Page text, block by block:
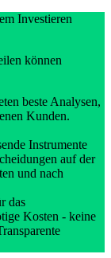
Investieren
können
beste Analysen,
Kunden.
Instrumente
auf der
und nach
das
Kosten - keine